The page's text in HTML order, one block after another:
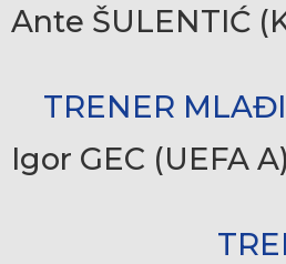
Ante ŠULENTIĆ
TRENER
Igor GEC (UEFA A)